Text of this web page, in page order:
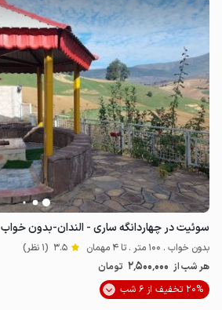
سوئیت در چهاردانگه ساری - الندان-بدون خواب
بدون خواب . 100 متر . تا 4 مهمان 3.5 (1 نظر)
هر شب از 2٬500٬000 تومان
20% تخفیف از 6 شب